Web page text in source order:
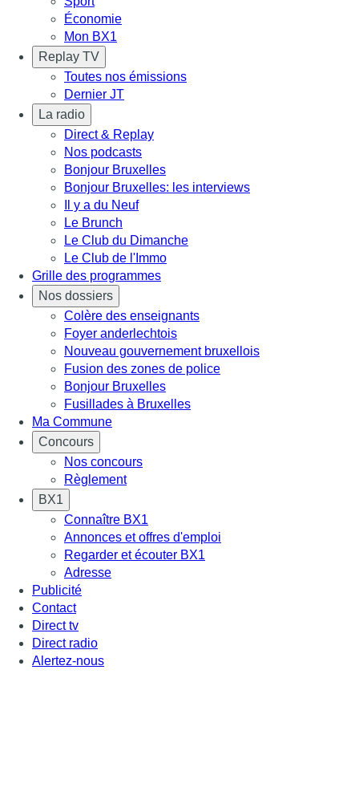
Économie
Mon BX1
Replay TV
Toutes nos émissions
Dernier JT
La radio
Direct & Replay
Nos podcasts
Bonjour Bruxelles
Bonjour Bruxelles: les interviews
Il y a du Neuf
Le Brunch
Le Club du Dimanche
Le Club de l'Immo
Grille des programmes
Nos dossiers
Colère des enseignants
Foyer anderlechtois
Nouveau gouvernement bruxellois
Fusion des zones de police
Bonjour Bruxelles
Fusillades à Bruxelles
Ma Commune
Concours
Nos concours
Règlement
BX1
Connaître BX1
Annonces et offres d'emploi
Regarder et écouter BX1
Adresse
Publicité
Contact
Direct tv
Direct radio
Alertez-nous